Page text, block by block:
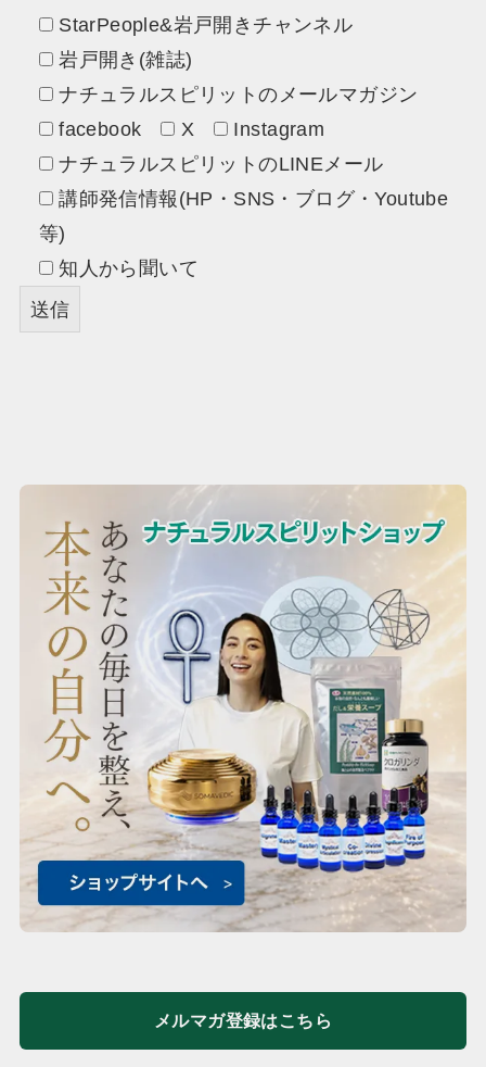
StarPeople&岩戸開きチャンネル
岩戸開き(雑誌)
ナチュラルスピリットのメールマガジン
facebook
X
Instagram
ナチュラルスピリットのLINEメール
講師発信情報(HP・SNS・ブログ・Youtube
等)
知人から聞いて
メルマガ登録はこちら